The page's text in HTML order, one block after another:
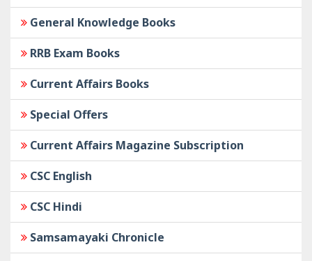
General Knowledge Books
RRB Exam Books
Current Affairs Books
Special Offers
Current Affairs Magazine Subscription
CSC English
CSC Hindi
Samsamayaki Chronicle